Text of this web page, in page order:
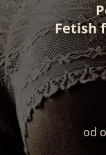
Fetish
od